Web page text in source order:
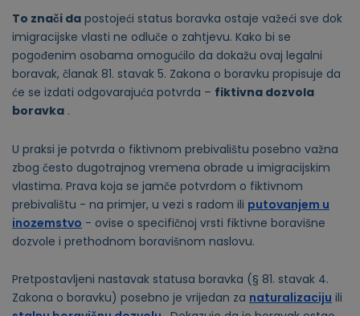
To znači da postojeći status boravka ostaje važeći sve dok
imigracijske vlasti ne odluče o zahtjevu. Kako bi se
pogođenim osobama omogućilo da dokažu ovaj legalni
boravak, članak 81. stavak 5. Zakona o boravku propisuje da
će se izdati odgovarajuća potvrda – fiktivna dozvola
boravka .
U praksi je potvrda o fiktivnom prebivalištu posebno važna
zbog često dugotrajnog vremena obrade u imigracijskim
vlastima. Prava koja se jamče potvrdom o fiktivnom
prebivalištu - na primjer, u vezi s radom ili putovanjem u
inozemstvo - ovise o specifičnoj vrsti fiktivne boravišne
dozvole i prethodnom boravišnom naslovu.
Pretpostavljeni nastavak statusa boravka (§ 81. stavak 4.
Zakona o boravku) posebno je vrijedan za naturalizaciju ili